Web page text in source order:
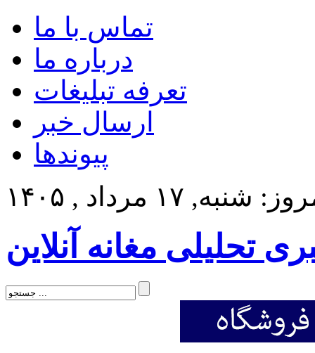
تماس با ما
درباره ما
تعرفه تبلیغات
ارسال خبر
پیوندها
شنبه, ۱۷ مرداد , ۱۴۰۵
تحلیلی مغانه آنلاین